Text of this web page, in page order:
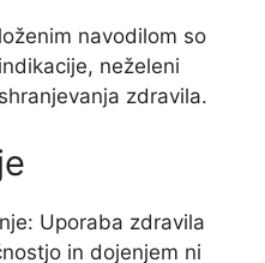
navodilom so
neželeni
zdravila.
Uporaba zdravila
in dojenjem ni